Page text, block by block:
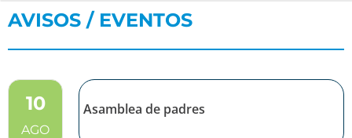
AVISOS / EVENTOS
10
AGO
Asamblea de padres